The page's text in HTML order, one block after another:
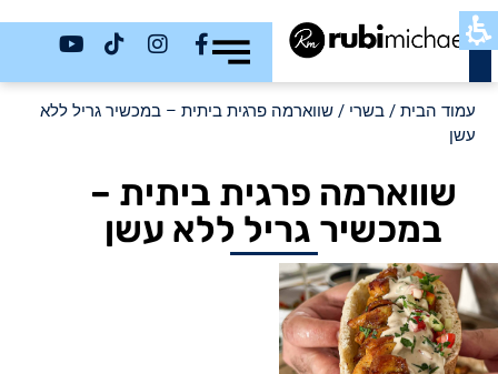
כשר
עמוד הבית / בשרי / שווארמה פרגית ביתית – במכשיר גריל ללא
עשן
שווארמה פרגית ביתית –
במכשיר גריל ללא עשן